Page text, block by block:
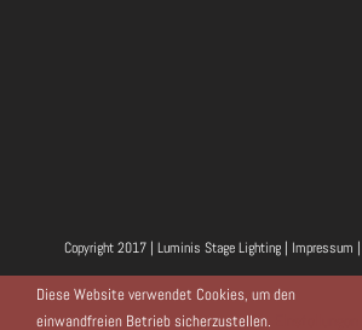
Copyright 2017 | Luminis Stage Lighting | Impressum |
Facebook
Instagram
Twitter
Diese Website verwendet Cookies, um den
einwandfreien Betrieb sicherzustellen.